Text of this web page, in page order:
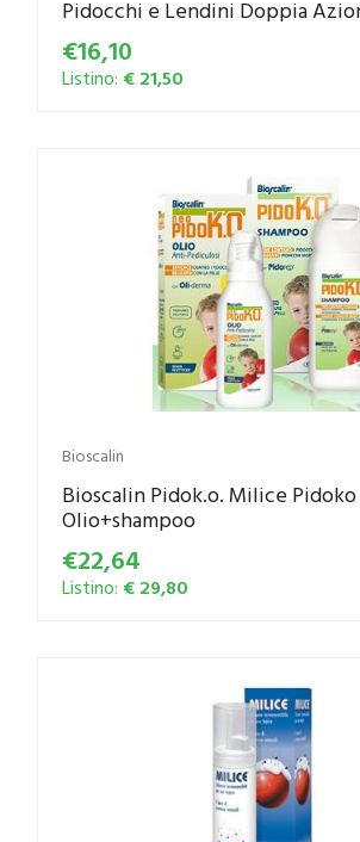
Pidocchi e Lendini Doppia
€16,10
Listino: € 21,50
Bioscalin
Bioscalin Pidok.o. Milice
Olio+shampoo
€22,64
Listino: € 29,80